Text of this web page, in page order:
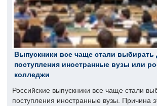
Выпускники все чаще стали выбирать
поступления иностранные вузы или
колледжи
Российские выпускники все чаще стали
поступления иностранные вузы. Причина